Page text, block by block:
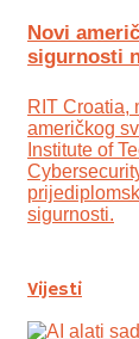
Novi
sigurnosti
RIT Croatia,
američkog
Institute of
sigurnosti.
Vijesti